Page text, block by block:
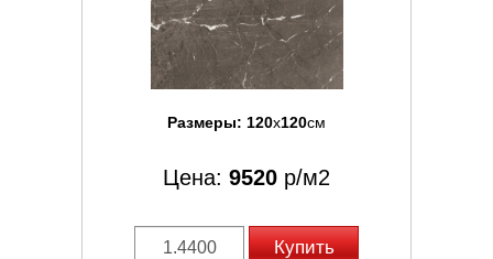
Размеры: 120x120см
Цена: 9520 р/м2
Купить